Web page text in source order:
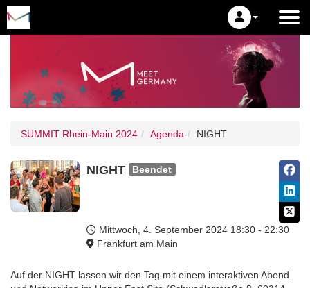
SUMMIT Rhein-Main 2024 Agenda NIGHT
NIGHT Beendet
Mittwoch, 4. September 2024 18:30 - 22:30
Frankfurt am Main
Auf der NIGHT lassen wir den Tag mit einem interaktiven Abend